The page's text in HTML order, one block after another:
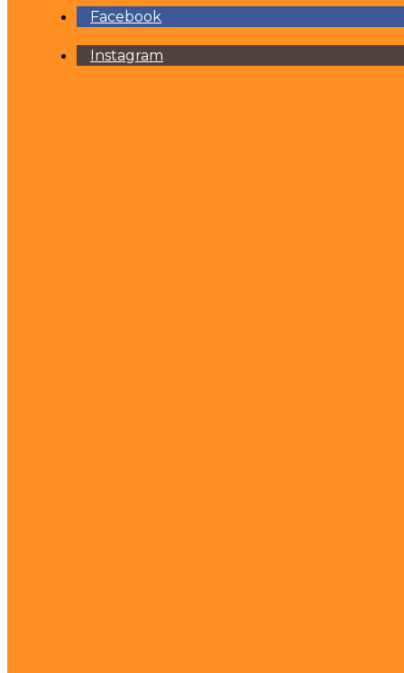
Facebook
Instagram